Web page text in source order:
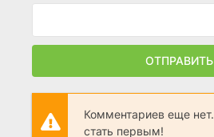
ОТПРАВИТЬ
Комментариев еще
стать первым!